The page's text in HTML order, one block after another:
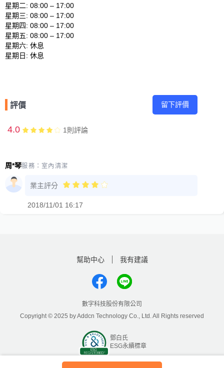
星期二: 08:00 – 17:00
星期三: 08:00 – 17:00
星期四: 08:00 – 17:00
星期五: 08:00 – 17:00
星期六: 休息
評價 留下評價
4.0 1 則評論
周*琴服務： 室內清潔
業主評分
2018/11/01 16:17
幫助中心 我有建議
數字科技股份有限公司
Copyright © 2025 by Addcn Technology Co., Ltd. All Rights reserved
鄧白氏
ESG永續標章